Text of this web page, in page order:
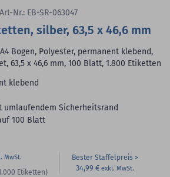
Art-Nr.: EB-SR-063047
silber, 63,5 x 46,6 mm
Bogen, Polyester, permanent klebend,
63,5 x 46,6 mm, 100 Blatt, 1.800 Etiketten
klebend
umlaufendem Sicherheitsrand
100 Blatt
Etiketten)
Bester Staffelpreis
34,99 €